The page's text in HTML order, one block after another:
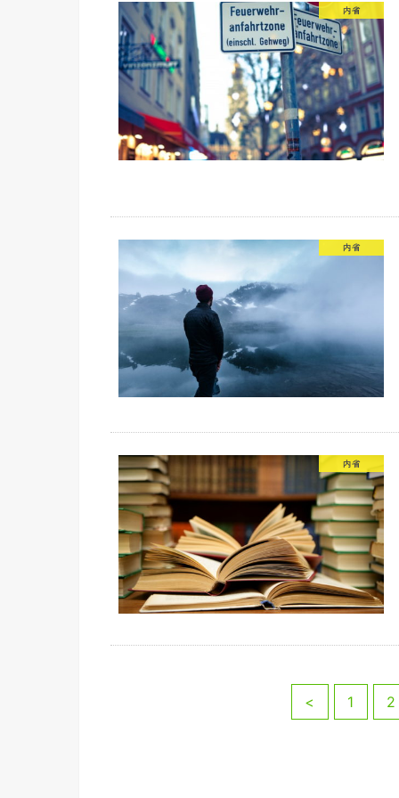
内省
内省
内省
< 1 2